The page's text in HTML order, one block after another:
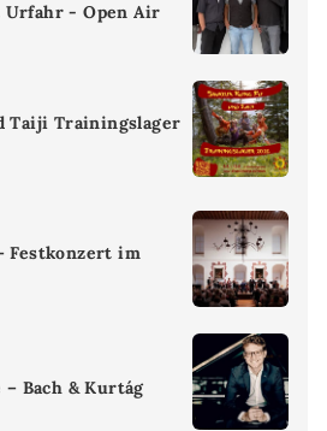
Urfahr - Open Air
Taiji Trainingslager
Festkonzert im
Bach & Kurtág